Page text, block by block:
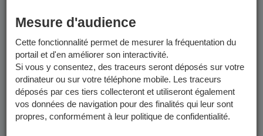
Mesure d'audience
Cette fonctionnalité permet de mesurer la fréquentation du
portail et d'en améliorer son interactivité.
Si vous y consentez, des traceurs seront déposés sur votre
ordinateur ou sur votre téléphone mobile. Les traceurs
déposés par ces tiers collecteront et utiliseront également
vos données de navigation pour des finalités qui leur sont
propres, conformément à leur politique de confidentialité.